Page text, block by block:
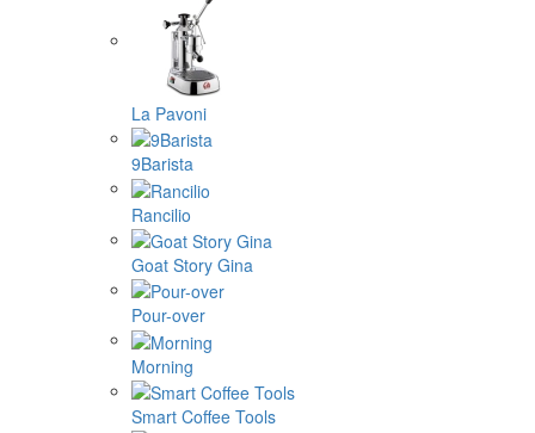
La Pavoni
9Barista
Rancilio
Goat Story Gina
Pour-over
Morning
Smart Coffee Tools